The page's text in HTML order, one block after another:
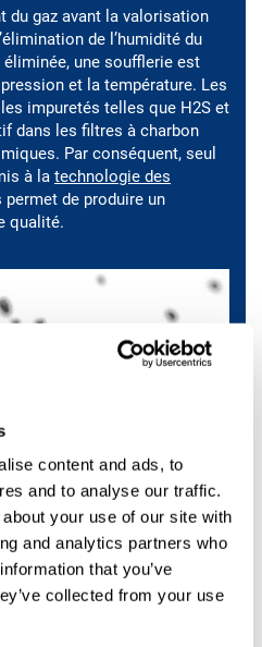
content and ads, to
and to analyse our traffic.
your use of our site with
and analytics partners who
that you’ve
collected from your use
du gaz avant la valorisation
de l’humidité du
une soufflerie est
et la température. Les
impuretés telles que H2S et
dans les filtres à charbon
Par conséquent, seul
à la technologie des
permet de produire un
qualité.